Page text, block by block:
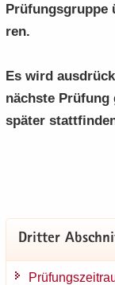
Prü­fungs­grup­pe
ren.
Es wird
nächs­te
spä­ter
Drit­ter